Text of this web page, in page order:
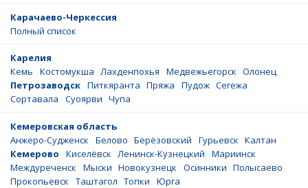
Карачаево-Черкессия
Полный список
Карелия
Кемь
Костомукша Лахденпохья Медвежьегорск Олонец
Петрозаводск Питкяранта Пряжа Пудож Сегежа
Сортавала
Суоярви Чупа
Кемеровская область
Анжеро-Судженск
Белово Берёзовский Гурьевск Калтан
Кемерово
Киселёвск Ленинск-Кузнецкий
Мариинск
Междуреченск
Мыски Новокузнецк Осинники Полысаево
Прокопьевск
Таштагол Топки Юрга